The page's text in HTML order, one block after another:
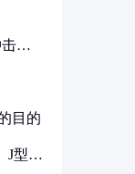
要
目的
J型、